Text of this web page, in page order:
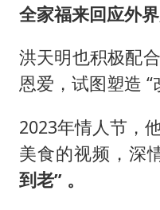
全家福来回应外
洪天明也积极配
恩爱，试图塑造 “
2023年情人节，
美食的视频，深
到老” 。